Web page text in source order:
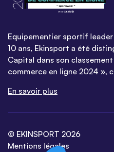
Equipementier sportif
10 ans, Ekinsport a été
Capital dans son
commerce en ligne 2024 »,
En savoir plus
© EKINSPORT 2026
Mentions légales